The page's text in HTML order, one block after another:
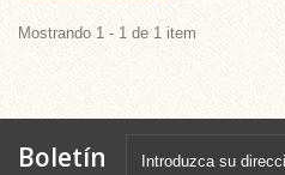
Mostrando 1 - 1 de 1 item
Boletín